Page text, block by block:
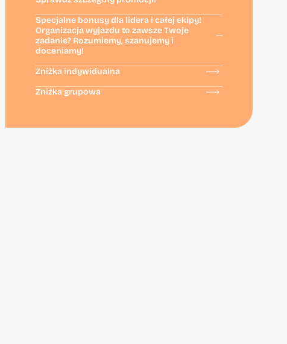
Specjalne bonusy dla lidera i całej ekipy!
Organizacja wyjazdu to zawsze Twoje
zadanie? Rozumiemy, szanujemy i
doceniamy!
Zniżka indywidualna
Zniżka grupowa